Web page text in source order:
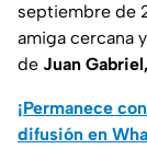
septiembre de
amiga cercana
de Juan
¡Permanece
difusión en